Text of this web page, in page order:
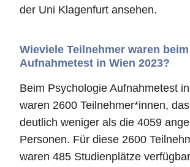
der Uni Klagenfurt ansehen.
Wieviele Teilnehmer waren beim
Aufnahmetest in Wien 2023?
Beim Psychologie Aufnahmetest
waren 2600 Teilnehmer*innen,
deutlich weniger als die 4059
Personen. Für diese 2600
waren 485 Studienplätze